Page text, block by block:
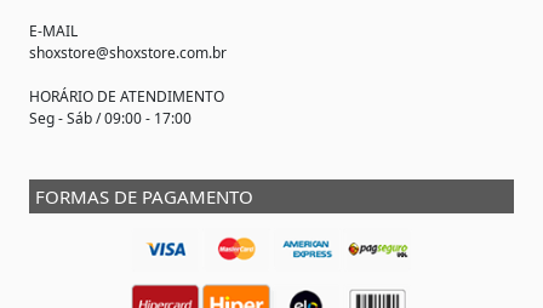
E-MAIL
shoxstore@shoxstore.com.br
HORÁRIO DE ATENDIMENTO
Seg - Sáb / 09:00 - 17:00
FORMAS DE PAGAMENTO